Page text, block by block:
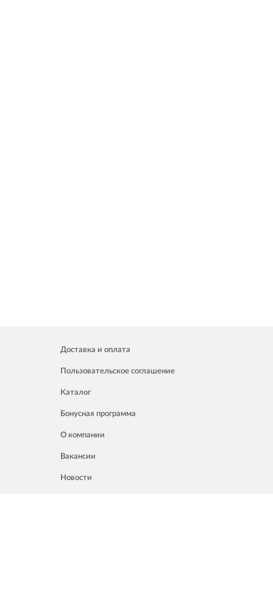
Доставка и оплата
Пользовательское соглашение
Каталог
Бонусная программа
О компании
Вакансии
Новости